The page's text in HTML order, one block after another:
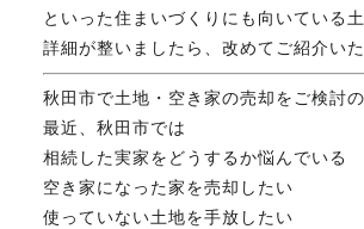
開催日：平日9:30－17:30
土曜10:00－15:00（要予
定休日：第2第4土曜日および日
無料相談、お問い合わせはこ
といった住まいづくりにも向いている土
詳細が整いましたら、改めてご紹介いた
秋田市で土地・空き家の売却をご検討
最近、秋田市では
相続した実家をどうするか悩んでいる
空き家になった家を売却したい
使っていない土地を手放したい